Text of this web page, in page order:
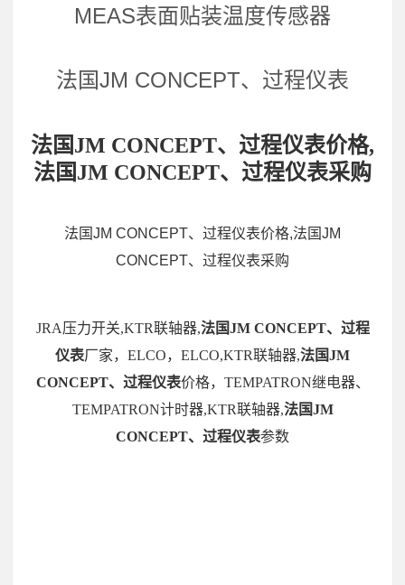
MEAS表面贴装温度传感器
法国JM CONCEPT、过程仪表
法国JM CONCEPT、过程仪表价格,
法国JM CONCEPT、过程仪表采购
法国JM CONCEPT、过程仪表价格,法国JM
CONCEPT、过程仪表采购
JRA压力开关,KTR联轴器,法国JM CONCEPT、过程
仪表厂家，ELCO，ELCO,KTR联轴器,法国JM
CONCEPT、过程仪表价格，TEMPATRON继电器、
TEMPATRON计时器,KTR联轴器,法国JM
CONCEPT、过程仪表参数